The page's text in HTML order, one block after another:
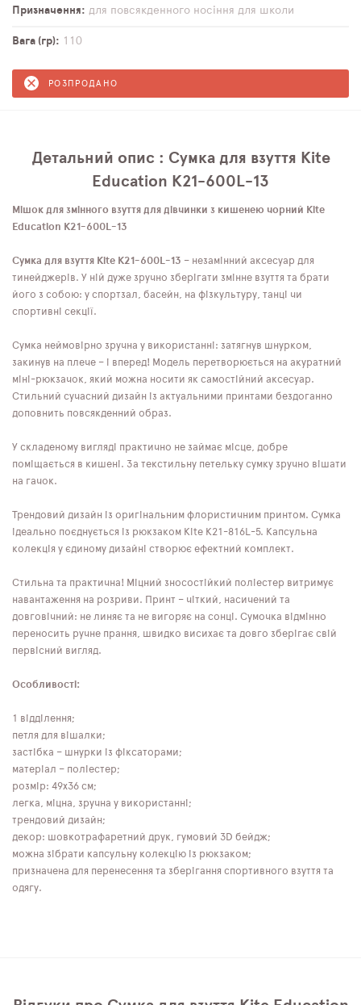
Призначення
для повсякденного носіння для школи
Вага (гр) 110
РОЗПРОДАНО
Детальний опис : Сумка для взуття Kite
Education K21-600L-13
Мішок для змінного взуття для дівчинки з кишенею чорний Kite
Education K21-600L-13
Сумка для взуття Kite K21-600L-13 – незамінний аксесуар для
тинейджерів. У ній дуже зручно зберігати змінне взуття та брати
його з собою: у спортзал, басейн, на фізкультуру, танці чи
спортивні секції.
Сумка неймовірно зручна у використанні: затягнув шнурком,
закинув на плече – і вперед! Модель перетворюється на акуратний
міні-рюкзачок, який можна носити як самостійний аксесуар.
Стильний сучасний дизайн із актуальними принтами бездоганно
доповнить повсякденний образ.
У складеному вигляді практично не займає місце, добре
поміщається в кишені. За текстильну петельку сумку зручно вішати
на гачок.
Трендовий дизайн із оригінальним флористичним принтом. Сумка
ідеально поєднується із рюкзаком Kite K21-816L-5. Капсульна
колекція у єдиному дизайні створює ефектний комплект.
Стильна та практична! Міцний зносостійкий поліестер витримує
навантаження на розриви. Принт – чіткий, насичений та
довговічний: не линяє та не вигоряє на сонці. Сумочка відмінно
переносить ручне прання, швидко висихає та довго зберігає свій
первісний вигляд.
Особливості:
1 відділення;
петля для вішалки;
застібка – шнурки із фіксаторами;
матеріал – поліестер;
розмір: 49x36 см;
легка, міцна, зручна у використанні;
трендовий дизайн;
декор: шовкотрафаретний друк, гумовий 3D бейдж;
можна зібрати капсульну колекцію із рюкзаком;
призначена для перенесення та зберігання спортивного взуття та
одягу.